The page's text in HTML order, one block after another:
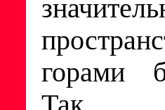
горами